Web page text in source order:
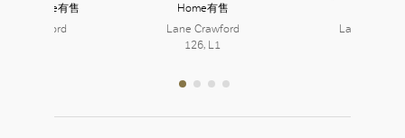
Home有售
Crawford
Home有售
Lane Crawford
126, L1
Lane